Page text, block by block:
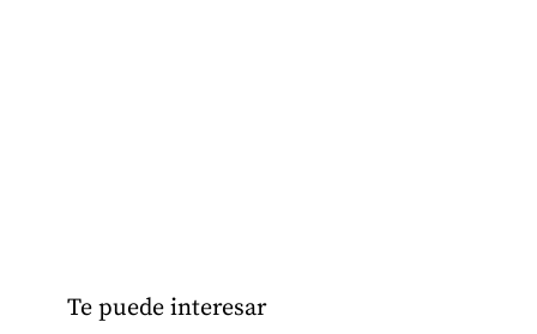
Te puede interesar